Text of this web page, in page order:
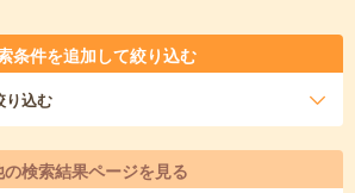
条件を追加して絞り込む
り込む
の検索結果ページを見る